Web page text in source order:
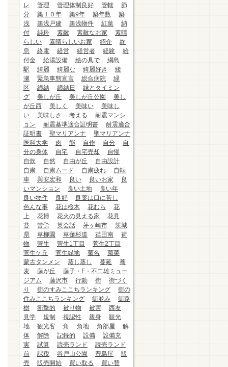
レ
管理 管理体制良好 管轄
節
分
築１０年 築9年 築年数
築
浅
築浅戸建 築浅物件 紅葉
納
付
純粋 素敵 素敵なお家
素晴
らしい
素晴らしいお家 紹介
終
息
終電 経営 経営者 経験
給
付金
給湯設備 絵の具で
綱島
駅
綺麗 綺麗な 綺麗好き
綾
瀬
緊急事態宣言 総合病院
緑
区
締結 締結日
縁とタイミン
グ
美しが丘 美しが丘公園
美し
が丘西
美しく 美味い
美味し
い
美味しさ 考える
耐震マンシ
ョン
耐震基準適合証明書
耐震適合
証明書
聖マリアンナ
聖マリアンナ
医科大学
肉 能 自作 自分
自
分の身体
自宅 自宅売却
自慢
自炊
自然 自由が丘
自由設計
自粛
自粛ムード 自粛疲れ
自転
車
與安宏和 良い 良いお家
良
いマンション
良い土地
良い年
良い物件
良好
良薬は口に苦し
色んな事
花は桜木 花むら
花
上
花博 花火の見える家
花見
苔
苦労 英会話 茅ヶ崎市
茨城
県
草柳園 草薙杉道 荏田南
荷
物
菅生 菅生1丁目
菅生2丁目
菅生ケ丘
菅生緑地 菊名
菊菜
蒙古タンメン
蒸し蒸し 蔓延
蕎
麦
藤が丘
藤子・F・不二雄ミュー
ジアム
藤沢市 行動 街
街づく
り
街のすみここちランキング
街の
住みここちランキング
街並み
街路
樹
衝撃的 被り物 被害
西友
見学
規制 視認性 親身
観光
地
観光客 角 角地 角部屋
解
体
解除 記録的 設備
設備充
実
試算 読売ランド
読売ランド
前
課税 谷戸山公園 豊島屋
販
売
販売開始 買い取る
買い替